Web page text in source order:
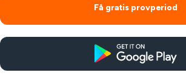
Få gratis provperiod